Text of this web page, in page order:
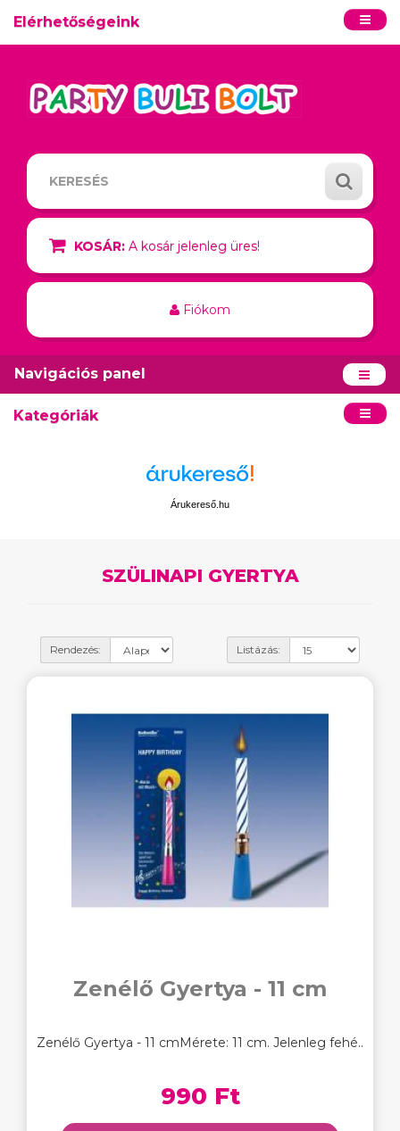
Elérhetőségeink
KOSÁR: A kosár jelenleg üres!
Fiókom
Navigációs panel
Kategóriák
Árukereső.hu
SZÜLINAPI GYERTYA
Rendezés: Listázás:
Zenélő Gyertya - 11 cm
Zenélő Gyertya - 11 cmMérete: 11 cm. Jelenleg fehé..
990 Ft